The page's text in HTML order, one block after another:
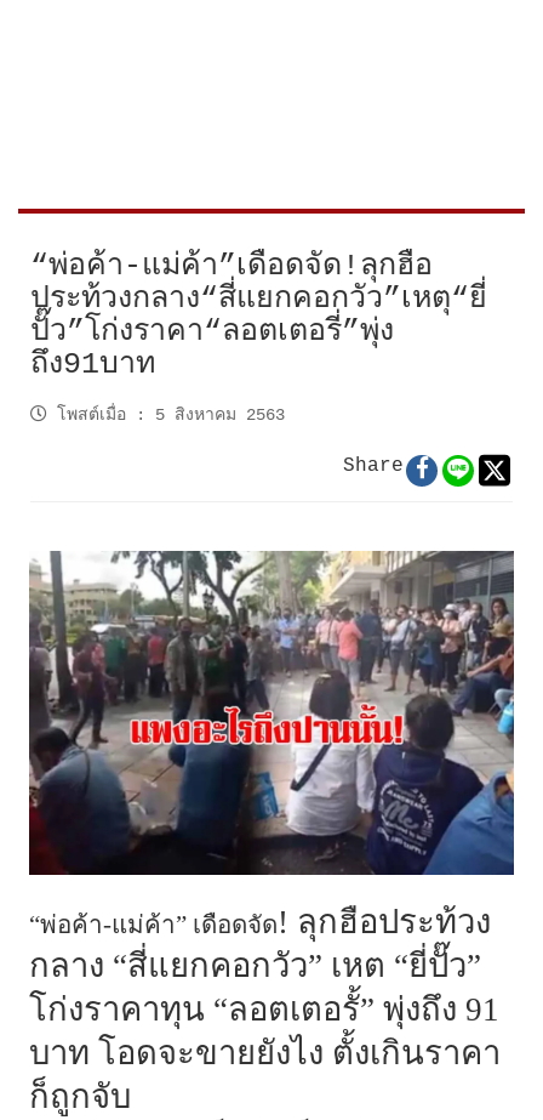
“พ่อค้า-แม่ค้า”เดือดจัด!ลุกฮือ
ประท้วงกลาง“สี่แยกคอกวัว”เหตุ“ยี่
ปั๊ว”โก่งราคา“ลอตเตอรี่”พุ่ง
ถึง91บาท
โพสต์เมื่อ : 5 สิงหาคม 2563
Share
“พ่อค้า-แม่ค้า” เดือดจัด! ลุกฮือประท้วง
กลาง “สี่แยกคอกวัว” เหต “ยี่ปั๊ว”
โก่งราคาทุน “ลอตเตอรั้” พุ่งถึง 91
บาท โอดจะขายยังไง ตั้งเกินราคา
ก็ถูกจับ